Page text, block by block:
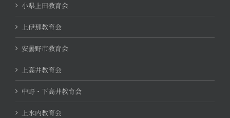
小県上田教育会
上伊那教育会
安曇野市教育会
上高井教育会
中野・下高井教育会
上水内教育会